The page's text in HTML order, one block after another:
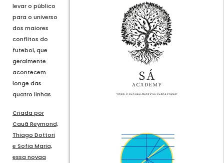
levar o público
para o universo
dos maiores
conflitos do
futebol, que
geralmente
acontecem
longe das
quatro linhas.
Criada por
Cauã Reymond,
Thiago Dottori
e Sofia Maria,
essa novaa